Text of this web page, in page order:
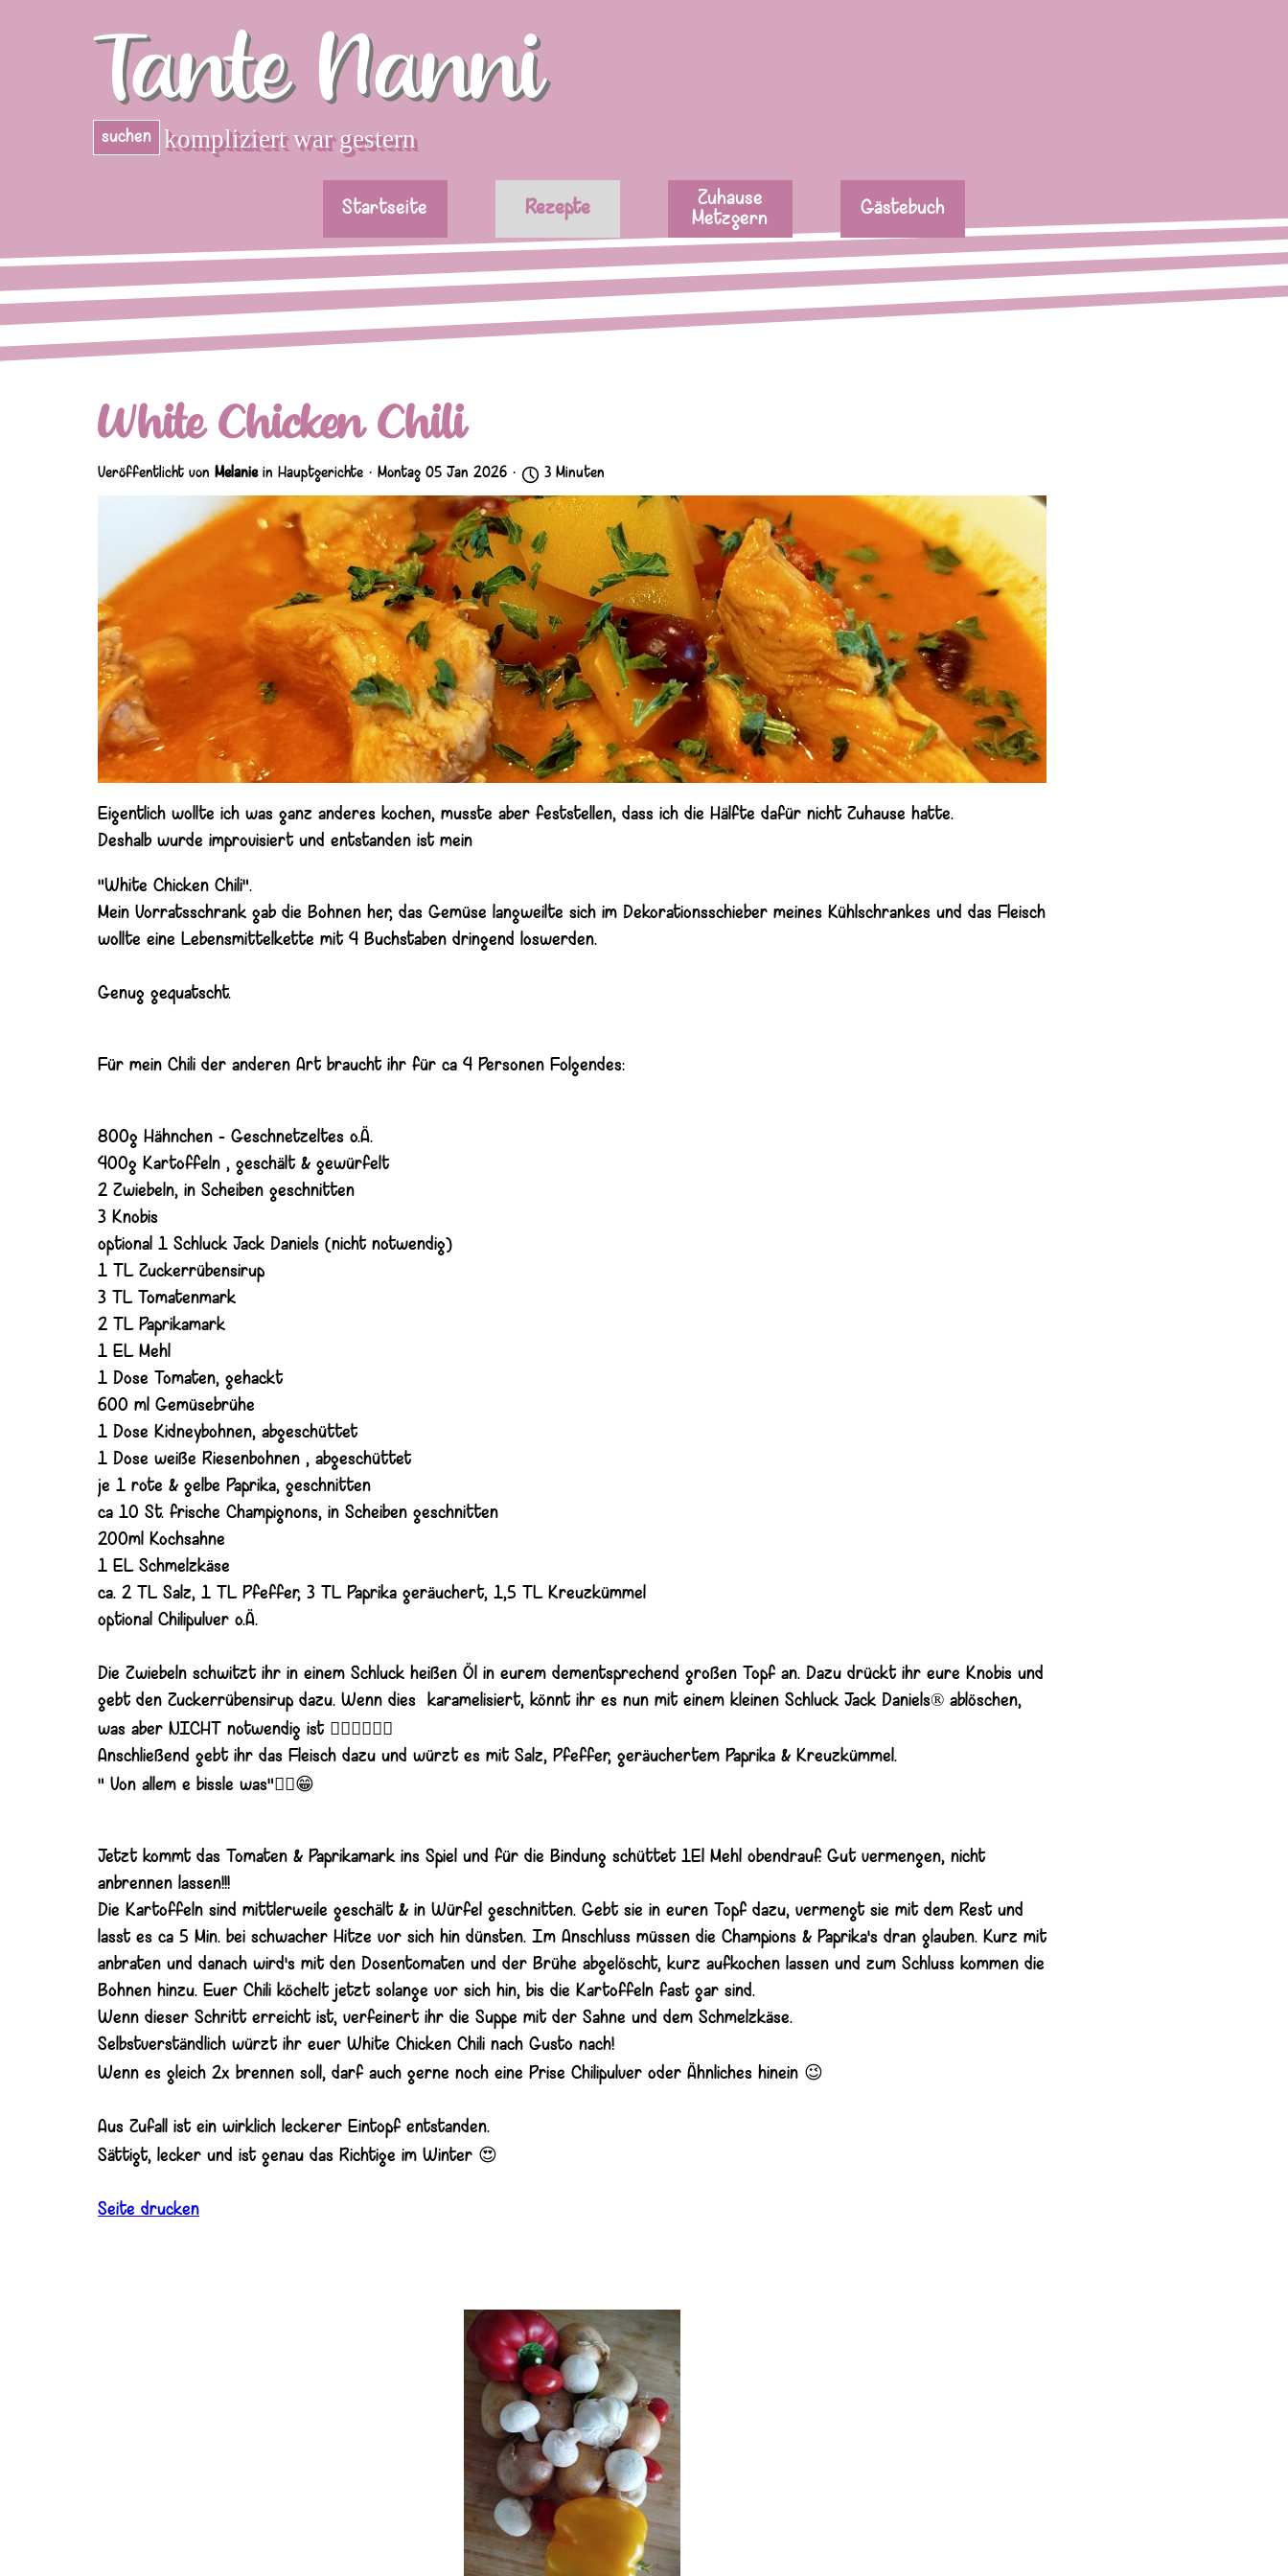
Tante Nanni
suchen kompliziert war gestern
Menü überspringen
Startseite Rezepte
Zuhause
Metzgern
▼Gästebuch
White Chicken Chili
Veröffentlicht von Melaniein Hauptgerichte · Montag 05 Jan 2026 · 3 Minuten
Eigentlich wollte ich was ganz anderes kochen, musste aber feststellen, dass ich die Hälfte dafür nicht Zuhause hatte.
Deshalb wurde improvisiert und entstanden ist mein
"White Chicken Chili".
Mein Vorratsschrank gab die Bohnen her, das Gemüse langweilte sich im Dekorationsschieber meines Kühlschrankes und das Fleisch
wollte eine Lebensmittelkette mit 4 Buchstaben dringend loswerden.
Genug gequatscht.
Für mein Chili der anderen Art braucht ihr für ca 4 Personen Folgendes:
800g Hähnchen - Geschnetzeltes o.Ä.
400g Kartoffeln , geschält & gewürfelt
2 Zwiebeln, in Scheiben geschnitten
3 Knobis
optional 1 Schluck Jack Daniels (nicht notwendig)
1 TL Zuckerrübensirup
3 TL Tomatenmark
2 TL Paprikamark
1 EL Mehl
1 Dose Tomaten, gehackt
600 ml Gemüsebrühe
1 Dose Kidneybohnen, abgeschüttet
1 Dose weiße Riesenbohnen , abgeschüttet
je 1 rote & gelbe Paprika, geschnitten
ca 10 St. frische Champignons, in Scheiben geschnitten
200ml Kochsahne
1 EL Schmelzkäse
ca. 2 TL Salz, 1 TL Pfeffer, 3 TL Paprika geräuchert, 1,5 TL Kreuzkümmel
optional Chilipulver o.Ä.
Die Zwiebeln schwitzt ihr in einem Schluck heißen Öl in eurem dementsprechend großen Topf an. Dazu drückt ihr eure Knobis und
gebt den Zuckerrübensirup dazu. Wenn dies karamelisiert, könnt ihr es nun mit einem kleinen Schluck Jack Daniels® ablöschen,
was aber NICHT notwendig ist ☝🏼☝🏼☝🏼
Anschließend gebt ihr das Fleisch dazu und würzt es mit Salz, Pfeffer, geräuchertem Paprika & Kreuzkümmel.
" Von allem e bissle was"☝🏼😁
Jetzt kommt das Tomaten & Paprikamark ins Spiel und für die Bindung schüttet 1El Mehl obendrauf. Gut vermengen, nicht
anbrennen lassen!!!
Die Kartoffeln sind mittlerweile geschält & in Würfel geschnitten. Gebt sie in euren Topf dazu, vermengt sie mit dem Rest und
lasst es ca 5 Min. bei schwacher Hitze vor sich hin dünsten. Im Anschluss müssen die Champions & Paprika's dran glauben. Kurz mit
anbraten und danach wird's mit den Dosentomaten und der Brühe abgelöscht, kurz aufkochen lassen und zum Schluss kommen die
Bohnen hinzu. Euer Chili köchelt jetzt solange vor sich hin, bis die Kartoffeln fast gar sind.
Wenn dieser Schritt erreicht ist, verfeinert ihr die Suppe mit der Sahne und dem Schmelzkäse.
Selbstverständlich würzt ihr euer White Chicken Chili nach Gusto nach!
Wenn es gleich 2x brennen soll, darf auch gerne noch eine Prise Chilipulver oder Ähnliches hinein 😉
Aus Zufall ist ein wirklich leckerer Eintopf entstanden.
Sättigt, lecker und ist genau das Richtige im Winter 😍
Seite drucken